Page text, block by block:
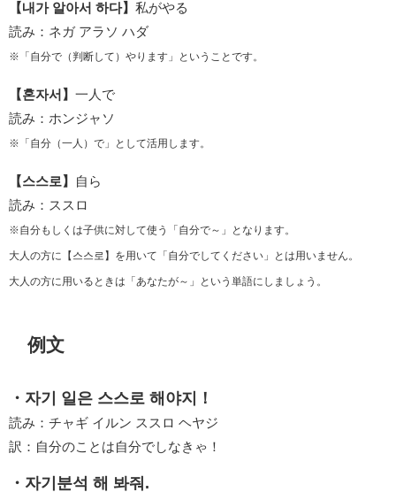
【내가 알아서 하다】 私がやる
読み：ネガ アラソ ハダ
※「自分で（判断して）やります」ということです。
【혼자서】 一人で
読み：ホンジャソ
※「自分（一人）で」として活用します。
【스스로】
自ら
読み：ススロ
※自分もしくは子供に対して使う「自分で～」となります。
大人の方に【스스로】を用いて「自分でしてください」とは用いません。
大人の方に用いるときは「あなたが～」という単語にしましょう。
例文
・자기 일은 스스로 해야지！
読み：チャギ イルン ススロ ヘヤジ
訳：自分のことは自分でしなきゃ！
・자기분석 해 봐줘.